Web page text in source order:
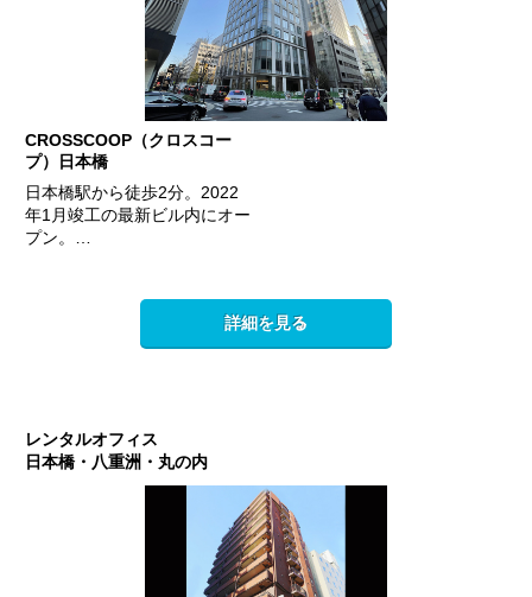
CROSSCOOP（クロスコー
プ）日本橋
日本橋駅から徒歩2分。2022
年1月竣工の最新ビル内にオー
プン。…
詳細を見る
レンタルオフィス
日本橋・八重洲・丸の内